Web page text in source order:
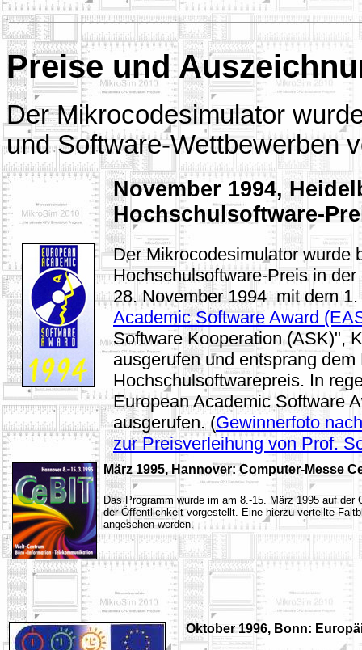
Preise und
Der Mikrocodesimulator
und Software-Wettbewerben
November 1994,
Hochschulsoftware-
Der Mikrocodesimulator wurde
Hochschulsoftware-Preis in
28. November 1994 mit dem
Academic Software Award
Software Kooperation (ASK)",
ausgerufen und entsprang
Hochschulsoftwarepreis. In
European Academic Software
ausgerufen. (Gewinnerfoto
zur Preisverleihung von Prof.
März 1995, Hannover: Computer-Messe
Das Programm wurde im am 8.-15. März 1995 auf
der Öffentlichkeit vorgestellt. Eine hierzu verteilte
angesehen werden.
Oktober 1996, Bonn: